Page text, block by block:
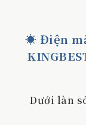
☀️ Điện
Dưới làn